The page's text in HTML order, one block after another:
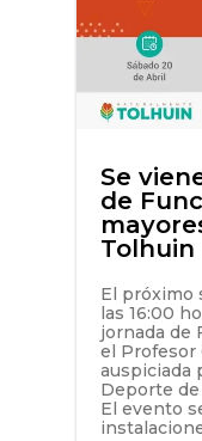
Se
de
Tolhuin
El próximo
las 16:00
jornada de
el Profesor
auspiciada
Deporte
El evento